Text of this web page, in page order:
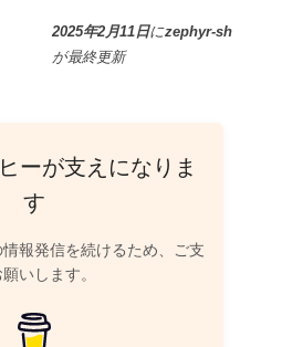
2025年2月11日にzephyr-sh
が最終更新
ーが支えになりま
す
報発信を続けるため、ご支
いします。